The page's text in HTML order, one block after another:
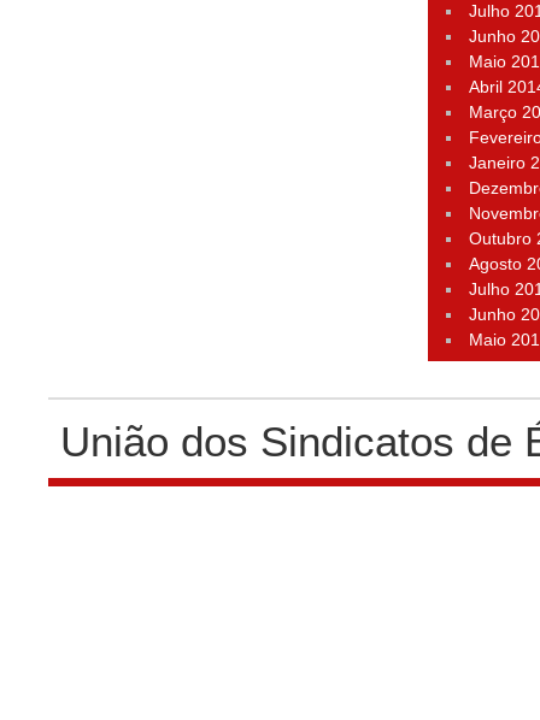
Julho
Junho
Maio
Abril
Março
Janeiro
Outubro
Agosto
Julho
Junho
Maio
União dos Sindicatos de